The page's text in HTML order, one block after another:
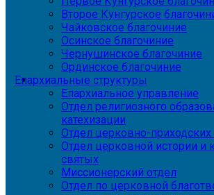
Второе Кунгурское
Чайковское благочиние
Осинское благочиние
Чернушинское благочиние
Ординское благочиние
Епархиальные структуры
Епархиальное управление
Отдел религиозного
катехизации
Отдел церковно-
Отдел церковной истории и
святых
Миссионерский отдел
Отдел по церковной